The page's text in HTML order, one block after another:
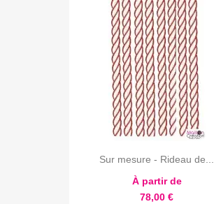
Sur mesure - Rideau de...
À partir de
78,00 €